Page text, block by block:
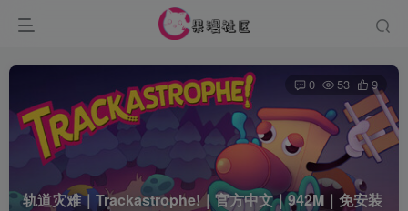
轨道灾难｜Trackastrophe!｜官方中文｜942M｜免安装
0 53 9